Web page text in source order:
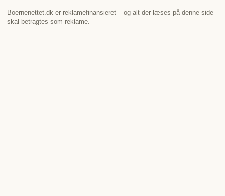
Boernenettet.dk er reklamefinansieret – og alt der læses på denne side
skal betragtes som reklame.